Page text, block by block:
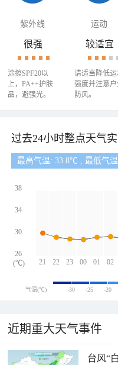
紫外线 运动
很强
涂擦SPF20以
上，PA++护肤
品，避强光。
较适宜
请适当降低
强度并注意
防风。
过去24小时整点天气
最高气温: 33.8℃ , 最低气
21 22 23 00 01 02
38
34
30
26
(℃)
气温(℃) -30 -25 -20
近期重大天气事件
台风“